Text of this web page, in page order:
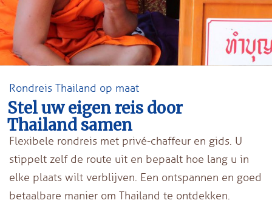
Rondreis Thailand op maat
Stel uw eigen reis door
Thailand samen
Flexibele rondreis met privé-chaffeur en gids. U
stippelt zelf de route uit en bepaalt hoe lang u in
elke plaats wilt verblijven. Een ontspannen en goed
betaalbare manier om Thailand te ontdekken.